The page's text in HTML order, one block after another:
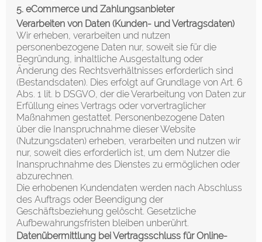
5. eCommerce und Zahlungs­anbieter
Verarbeiten von Daten (Kunden- und Vertragsdaten)
Wir erheben, verarbeiten und nutzen
personenbezogene Daten nur, soweit sie für die
Begründung, inhaltliche Ausgestaltung oder
Änderung des Rechtsverhältnisses erforderlich sind
(Bestandsdaten). Dies erfolgt auf Grundlage von Art. 6
Abs. 1 lit. b DSGVO, der die Verarbeitung von Daten zur
Erfüllung eines Vertrags oder vorvertraglicher
Maßnahmen gestattet. Personenbezogene Daten
über die Inanspruchnahme dieser Website
(Nutzungsdaten) erheben, verarbeiten und nutzen wir
nur, soweit dies erforderlich ist, um dem Nutzer die
Inanspruchnahme des Dienstes zu ermöglichen oder
abzurechnen.
Die erhobenen Kundendaten werden nach Abschluss
des Auftrags oder Beendigung der
Geschäftsbeziehung gelöscht. Gesetzliche
Aufbewahrungsfristen bleiben unberührt.
Daten­übermittlung bei Vertragsschluss für Online-